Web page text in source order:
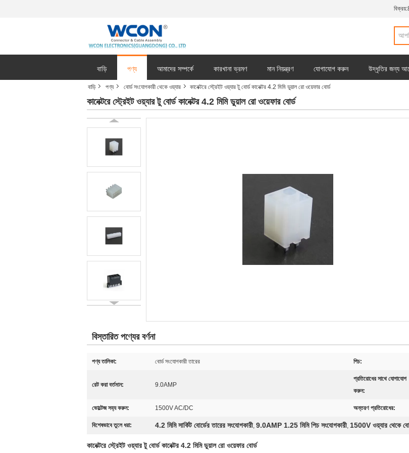
বিক্রয়:
বাড়ি পণ্য আমাদের সম্পর্কে কারখানা ভ্রমণ মান নিয়ন্ত্রণ যোগাযোগ করুন উদ্ধৃতির জন্য
বাড়ি পণ্য বোর্ড সংযোগকারী থেকে ওয়্যার কানেক্টরে স্ট্রেইট ওয়্যার টু বোর্ড কানেক্টর 4.2 মিমি ডুয়াল রো ওয়েফার বোর্ড
কানেক্টরে স্ট্রেইট ওয়্যার টু বোর্ড কানেক্টর 4.2 মিমি ডুয়াল রো ওয়েফার বোর্ড
বিস্তারিত পণ্যের বর্ণনা
পণ্য তালিকা: বোর্ড সংযোগকারী তারের পিচ:
রেট করা বর্তমান: 9.0AMP
প্রতিরোধের সাথে যোগাযোগ
করুন:
ভোল্টেজ সহ্য করুন: 1500V AC/DC অন্তরণ প্রতিরোধের:
বিশেষভাবে তুলে ধরা: 4.2 মিমি সার্কিট বোর্ডের তারের সংযোগকারী, 9.0AMP 1.25 মিমি পিচ সংযোগকারী, 1500V ওয়্যার থেকে
কানেক্টরে স্ট্রেইট ওয়্যার টু বোর্ড কানেক্টর 4.2 মিমি ডুয়াল রো ওয়েফার বোর্ড